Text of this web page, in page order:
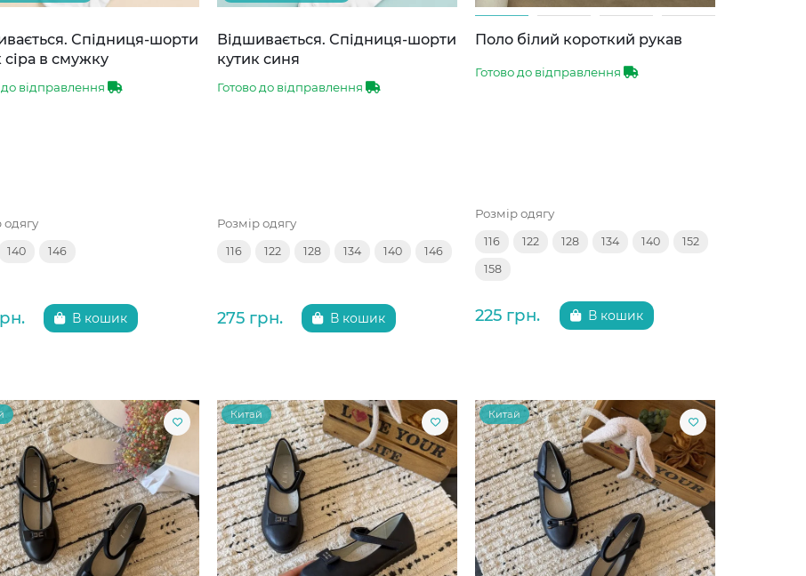
Спідниця-шорти
сіра в смужку
до відправлення
одягу
140 146
В кошик
Відшивається. Спідниця-шорти
кутик синя
Готово до відправлення
Розмір одягу
116 122 128 134 140 146
275 грн. В кошик
Поло білий короткий рукав
Готово до відправлення
Розмір одягу
116 122 128 134 140 152
158
225 грн. В кошик
Китай Китай